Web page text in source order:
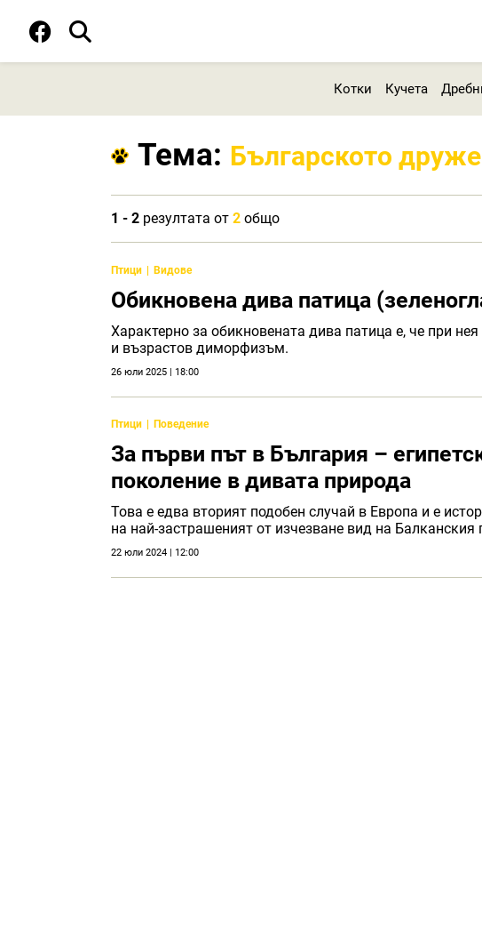
Котки Кучета
Тема: Българското
1 - 2 резултата от 2 общо
Птици Видове
Обикновена дива патица
Характерно за обикновената дива патица е, че при
и възрастов диморфизъм.
26 юли 2025 | 18:00
Птици Поведение
За първи път в България –
поколение в дивата природа
Това е едва вторият подобен случай в Европа и е
на най-застрашеният от изчезване вид на Балканския
22 юли 2024 | 12:00